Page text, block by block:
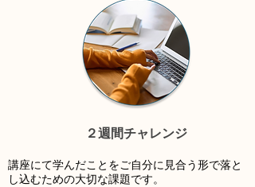
２週間チャレンジ
講座にて学んだことをご自分に見合う形で落と
し込むための大切な課題です。